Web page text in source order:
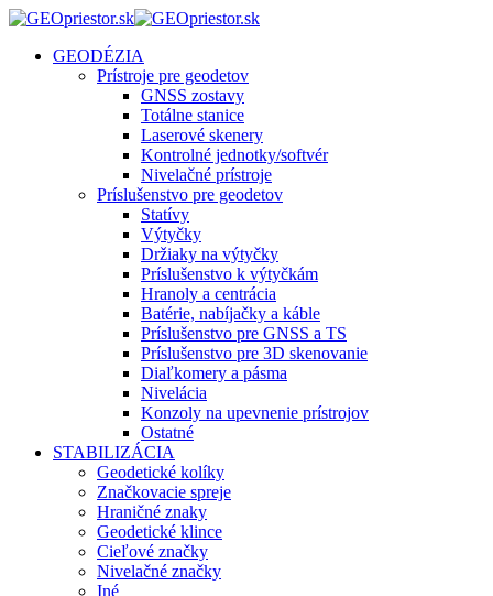
GEODÉZIA
Prístroje pre geodetov
GNSS zostavy
Totálne stanice
Laserové skenery
Kontrolné jednotky/softvér
Nivelačné prístroje
Príslušenstvo pre geodetov
Statívy
Výtyčky
Držiaky na výtyčky
Príslušenstvo k výtyčkám
Hranoly a centrácia
Batérie, nabíjačky a káble
Príslušenstvo pre GNSS a TS
Príslušenstvo pre 3D skenovanie
Diaľkomery a pásma
Nivelácia
Konzoly na upevnenie prístrojov
Ostatné
STABILIZÁCIA
Geodetické kolíky
Značkovacie spreje
Hraničné znaky
Geodetické klince
Cieľové značky
Nivelačné značky
Iné